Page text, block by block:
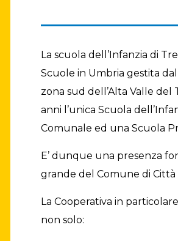
La scuola dell’Infanzia di
Scuole in Umbria gestita
zona sud dell’Alta Valle del
anni l’unica Scuola
Comunale ed una Scuola
E’ dunque una presenza
grande del Comune di Città
La Cooperativa in
non solo: